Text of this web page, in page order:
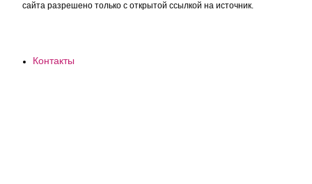
сайта разрешено только с открытой ссылкой на источник.
Контакты